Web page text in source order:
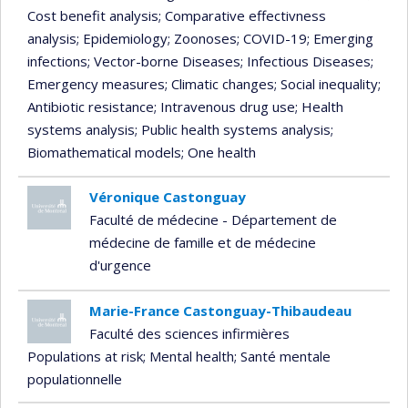
Cost benefit analysis; Comparative effectivness
analysis; Epidemiology; Zoonoses; COVID-19; Emerging
infections; Vector-borne Diseases; Infectious Diseases;
Emergency measures; Climatic changes; Social inequality;
Antibiotic resistance; Intravenous drug use; Health
systems analysis; Public health systems analysis;
Biomathematical models; One health
Véronique Castonguay
Faculté de médecine - Département de
médecine de famille et de médecine
d'urgence
Marie-France Castonguay-Thibaudeau
Faculté des sciences infirmières
Populations at risk; Mental health; Santé mentale
populationnelle